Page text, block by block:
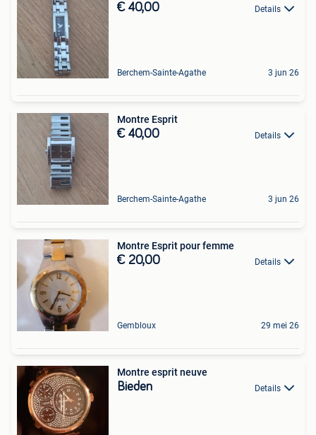
€ 40,00 Details
Berchem-Sainte-Agathe 3 jun 26
Montre Esprit
€ 40,00 Details
Berchem-Sainte-Agathe 3 jun 26
Montre Esprit pour femme
€ 20,00 Details
Gembloux 29 mei 26
Montre esprit neuve
Bieden Details